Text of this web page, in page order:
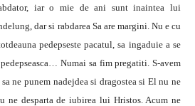
iar o mie de ani sunt inaintea lui
dar si rabdarea Sa are margini. Nu e cu
pedepseste pacatul, sa ingaduie a se
Numai sa fim pregatiti. S-avem
ne punem nadejdea si dragostea si El nu ne
ne desparta de iubirea lui Hristos. Acum ne